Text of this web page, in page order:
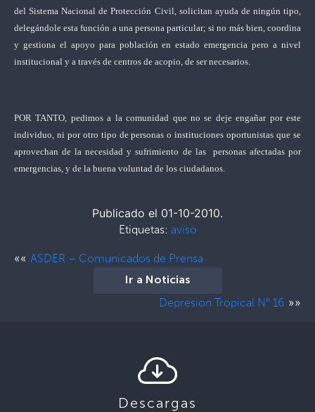
del Sistema Nacional de Protección Civil, solicitan ayuda de ningún tipo,
delegándole esta función a una persona particular; si no más bien, coordina
y gestiona el apoyo para población en estado emergencia pero a nivel
institucional y a través de centros de acopio, de ser necesarios.
POR TANTO, pedimos a la comunidad que no se deje engañar por este
individuo, ni por otro tipo de personas o instituciones oportunistas que se
aprovechan de la necesidad y sufrimiento de las personas afectadas por
emergencias, y de la buena voluntad de los ciudadanos.
Publicado el 01-10-2010.
Etiquetas: aviso
«« ASDER – Comunicados de Prensa
Ir a Noticias
Depresion Tropical N° 16 »»
Descargas